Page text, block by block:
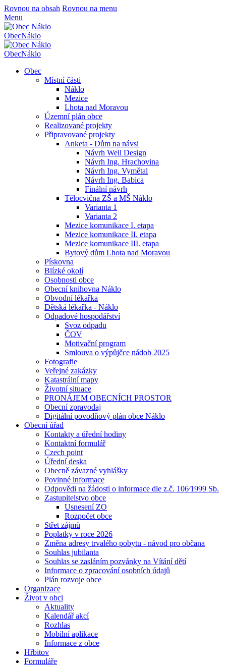
Rovnou na obsah Rovnou na menu
Menu
ObecNáklo
ObecNáklo
Obec
Místní části
Náklo
Mezice
Lhota nad Moravou
Územní plán obce
Realizované projekty
Připravované projekty
Anketa - Dům na návsi
Návrh Well Design
Návrh Ing. Hrachovina
Návrh Ing. Vymětal
Návrh Ing. Babica
Finální návrh
Tělocvična ZŠ a MŠ Náklo
Varianta 1
Varianta 2
Mezice komunikace I. etapa
Mezice komunikace II. etapa
Mezice komunikace III. etapa
Bytový dům Lhota nad Moravou
Pískovna
Blízké okolí
Osobnosti obce
Obecní knihovna Náklo
Obvodní lékařka
Dětská lékařka - Náklo
Odpadové hospodářství
Svoz odpadu
ČOV
Motivační program
Smlouva o výpůjčce nádob 2025
Fotografie
Veřejné zakázky
Katastrální mapy
Životní situace
PRONÁJEM OBECNÍCH PROSTOR
Obecní zpravodaj
Digitální povodňový plán obce Náklo
Obecní úřad
Kontakty a úřední hodiny
Kontaktní formulář
Czech point
Úřední deska
Obecně závazné vyhlášky
Povinné informace
Odpovědi na žádosti o informace dle z.č. 106⁄1999 Sb.
Zastupitelstvo obce
Usnesení ZO
Rozpočet obce
Střet zájmů
Poplatky v roce 2026
Změna adresy trvalého pobytu - návod pro občana
Souhlas jubilanta
Souhlas se zasláním pozvánky na Vítání dětí
Informace o zpracování osobních údajů
Plán rozvoje obce
Organizace
Život v obci
Aktuality
Kalendář akcí
Rozhlas
Mobilní aplikace
Informace z obce
Hřbitov
Formuláře